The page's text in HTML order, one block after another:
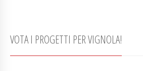
VOTA I PROGETTI PER VIGNOLA!